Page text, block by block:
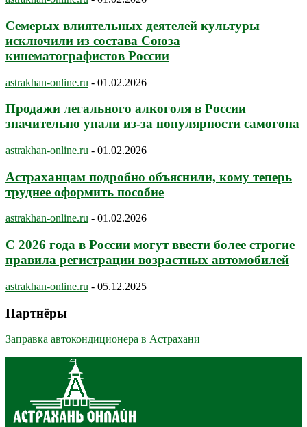
Семерых влиятельных деятелей культуры
исключили из состава Союза
кинематографистов России
astrakhan-online.ru - 01.02.2026
Продажи легального алкоголя в России
значительно упали из-за популярности самогона
astrakhan-online.ru - 01.02.2026
Астраханцам подробно объяснили, кому теперь
труднее оформить пособие
astrakhan-online.ru - 01.02.2026
С 2026 года в России могут ввести более строгие
правила регистрации возрастных автомобилей
astrakhan-online.ru - 05.12.2025
Партнёры
Заправка автокондиционера в Астрахани